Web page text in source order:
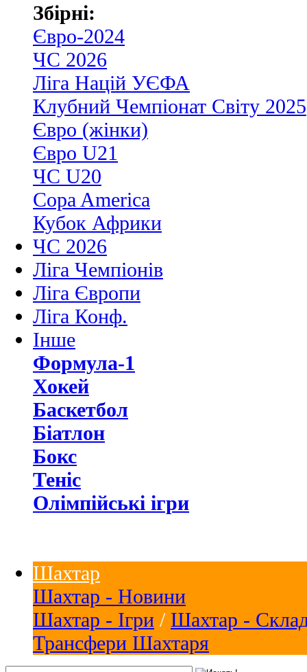
Збірні:
Євро-2024
ЧС 2026
Ліга Націй УЄФА
Клубний Чемпіонат Світу 2025
Євро (жінки)
Євро U21
ЧС U20
Copa America
Кубок Африки
ЧС 2026
Ліга Чемпіонів
Ліга Європи
Ліга Конф.
Інше
Формула-1
Хокей
Баскетбол
Біатлон
Бокс
Теніс
Олімпійські ігри
Шахтар
Шахтар - Новини
Шахтар - Ігри / Шахтар -
Трансфери Шахтаря